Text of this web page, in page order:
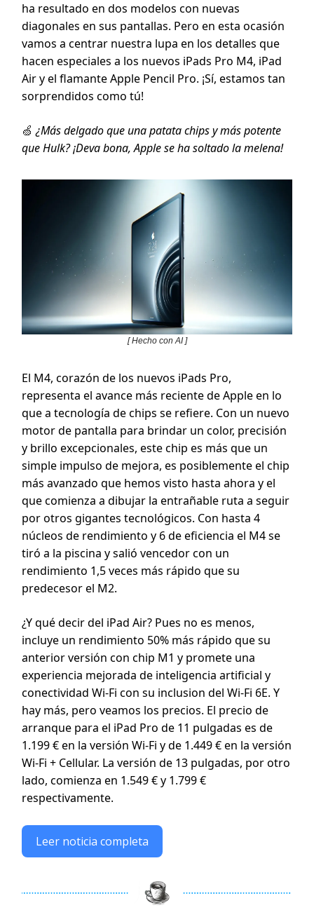
ha resultado en dos modelos con nuevas
diagonales en sus pantallas. Pero en esta ocasión
vamos a centrar nuestra lupa en los detalles que
hacen especiales a los nuevos iPads Pro M4, iPad
Air y el flamante Apple Pencil Pro. ¡Sí, estamos tan
sorprendidos como tú!
🍏 ¿Más delgado que una patata chips y más potente
que Hulk? ¡Deva bona, Apple se ha soltado la melena!
[ Hecho con AI ]
El M4, corazón de los nuevos iPads Pro,
representa el avance más reciente de Apple en lo
que a tecnología de chips se refiere. Con un nuevo
motor de pantalla para brindar un color, precisión
y brillo excepcionales, este chip es más que un
simple impulso de mejora, es posiblemente el chip
más avanzado que hemos visto hasta ahora y el
que comienza a dibujar la entrañable ruta a seguir
por otros gigantes tecnológicos. Con hasta 4
núcleos de rendimiento y 6 de eficiencia el M4 se
tiró a la piscina y salió vencedor con un
rendimiento 1,5 veces más rápido que su
predecesor el M2.
¿Y qué decir del iPad Air? Pues no es menos,
incluye un rendimiento 50% más rápido que su
anterior versión con chip M1 y promete una
experiencia mejorada de inteligencia artificial y
conectividad Wi-Fi con su inclusion del Wi-Fi 6E. Y
hay más, pero veamos los precios. El precio de
arranque para el iPad Pro de 11 pulgadas es de
1.199 € en la versión Wi-Fi y de 1.449 € en la versión
Wi-Fi + Cellular. La versión de 13 pulgadas, por otro
lado, comienza en 1.549 € y 1.799 €
respectivamente.
Leer noticia completa